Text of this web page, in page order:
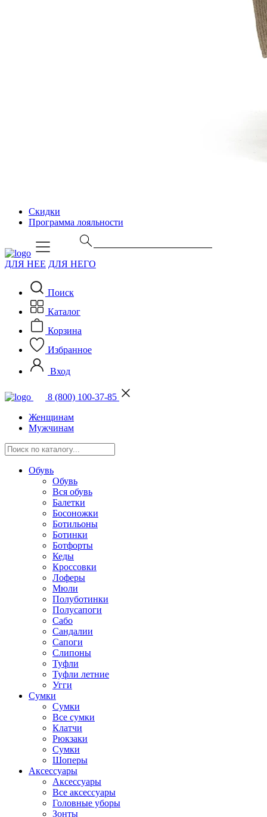
Скидки
Программа лояльности
ДЛЯ НЕЕ ДЛЯ НЕГО
Поиск
Каталог
Корзина
Избранное
Вход
8 (800) 100-37-85
Женщинам
Мужчинам
Обувь
Обувь
Вся обувь
Балетки
Босоножки
Ботильоны
Ботинки
Ботфорты
Кеды
Кроссовки
Лоферы
Мюли
Полуботинки
Полусапоги
Сабо
Сандалии
Сапоги
Слипоны
Туфли
Туфли летние
Угги
Сумки
Сумки
Все сумки
Клатчи
Рюкзаки
Сумки
Шоперы
Аксессуары
Аксессуары
Все аксессуары
Головные уборы
Зонты